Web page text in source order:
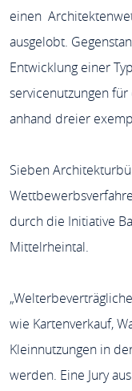
einen
ausgelobt.
Entwicklung einer
servicenutzungen
anhand dreier
Sieben
durch die Initiative
Mittelrheintal.
wie Kartenverkauf,
Kleinnutzungen in
werden. Eine Jury